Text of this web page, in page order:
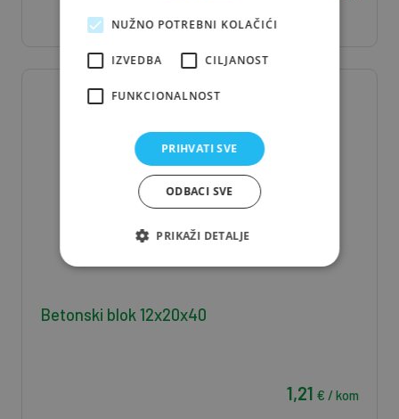
Betonski blok 12x20x40
1,21 € / kom
NUŽNO POTREBNI KOLAČIĆI
IZVEDBA CILJANOST
FUNKCIONALNOST
PRIHVATI SVE
ODBACI SVE
PRIKAŽI DETALJE